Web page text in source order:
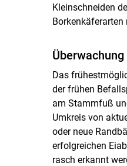
Kleinschneiden
Überwachung
Das
der frühen
am Stammfuß
Umkreis von
oder neue
erfolgreichen
rasch erkannt